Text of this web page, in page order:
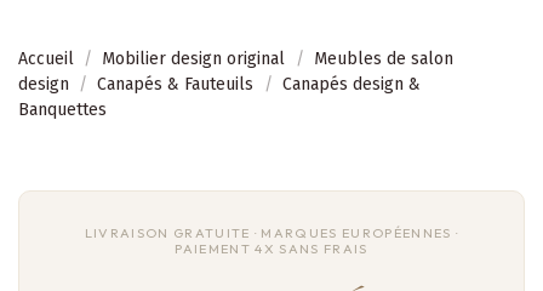
Accueil Mobilier design original
Meubles de salon
design
Canapés & Fauteuils
Canapés design &
Banquettes